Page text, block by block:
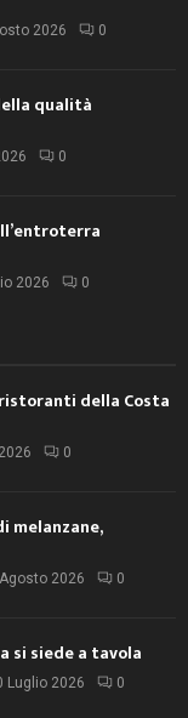
2026 0
qualità
0
2026 0
della Costa
0
melanzane,
2026 0
si siede a tavola
Luglio 2026 0